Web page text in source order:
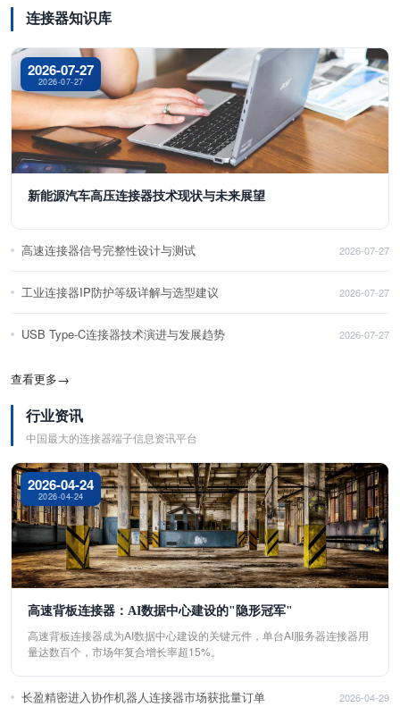
连接器知识库
2026-07-27
2026-07-27
新能源汽车高压连接器技术现状与未来展望
高速连接器信号完整性设计与测试 2026-07-27
工业连接器IP防护等级详解与选型建议 2026-07-27
USB Type-C连接器技术演进与发展趋势 2026-07-27
查看更多→
行业资讯
中国最大的连接器端子信息资讯平台
2026-04-24
2026-04-24
高速背板连接器：AI数据中心建设的"隐形冠军"
高速背板连接器成为AI数据中心建设的关键元件，单台AI服务器连接器用
量达数百个，市场年复合增长率超15%。
长盈精密进入协作机器人连接器市场获批量订单 2026-04-29